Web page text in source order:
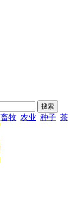
畜牧 农业 种子